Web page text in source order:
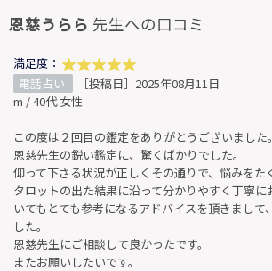
恩慈うらら 先生への口コミ
満足度：
電話占い
［投稿日］2025年08月11日
m / 40代 女性
この度は２回目の鑑定をありがとうございました。
恩慈先生の鋭い鑑定に、驚くばかりでした。
仰って下さる状況が正しくその通りで、悩みをた
タロットの出た結果に沿って分かりやすく丁寧に
いてもとても参考になるアドバイスを頂きまして
した。
恩慈先生にご相談して良かったです。
またお願いしたいです。